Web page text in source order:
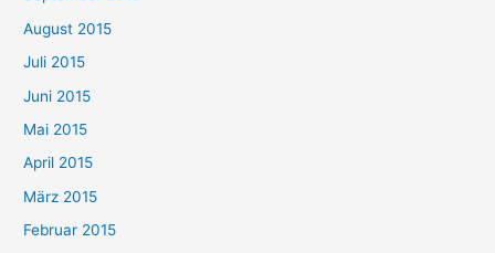
August 2015
Juli 2015
Juni 2015
Mai 2015
April 2015
März 2015
Februar 2015